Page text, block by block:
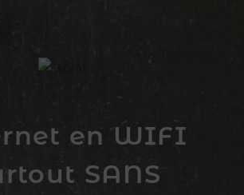
en WIFI
SANS